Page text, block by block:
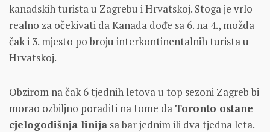
kanadskih turista u Zagrebu i Hrvatskoj. Stoga je vrlo
realno za očekivati da Kanada dođe sa 6. na 4., možda
čak i 3. mjesto po broju interkontinentalnih turista u
Hrvatskoj.
Obzirom na čak 6 tjednih letova u top sezoni Zagreb bi
morao ozbiljno poraditi na tome da Toronto ostane
cjelogodišnja linija sa bar jednim ili dva tjedna leta.